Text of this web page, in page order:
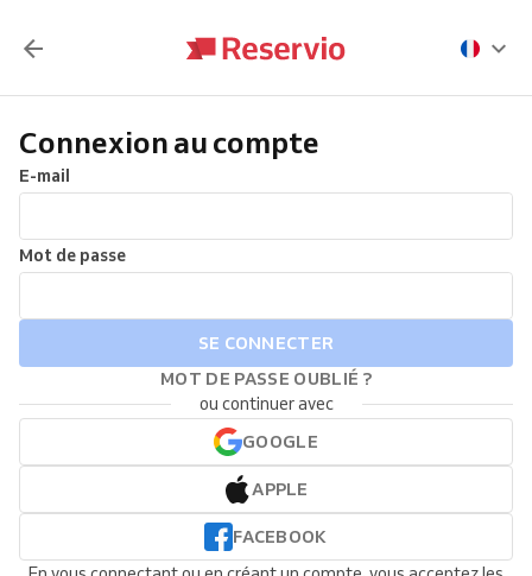
Connexion au compte
E-mail
Mot de passe
SE CONNECTER
MOT DE PASSE OUBLIÉ ?
ou continuer avec
GOOGLE
APPLE
FACEBOOK